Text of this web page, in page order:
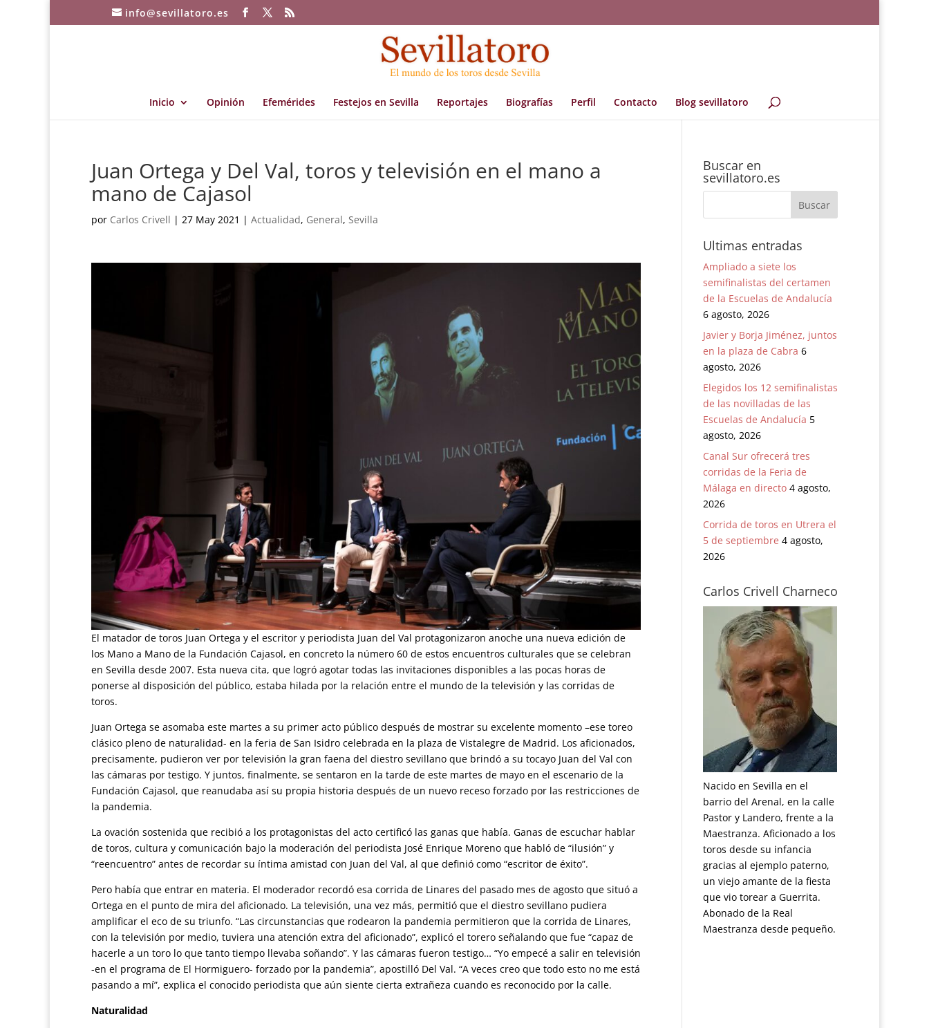
info@sevillatoro.es
Inicio Opinión Efemérides Festejos en Sevilla Reportajes Biografías Perfil Contacto Blog sevillatoro
Juan Ortega y Del Val, toros y televisión en el mano a
mano de Cajasol
por Carlos Crivell | 27 May 2021 | Actualidad, General, Sevilla
El matador de toros Juan Ortega y el escritor y periodista Juan del Val protagonizaron anoche una nueva edición de
los Mano a Mano de la Fundación Cajasol, en concreto la número 60 de estos encuentros culturales que se celebran
en Sevilla desde 2007. Esta nueva cita, que logró agotar todas las invitaciones disponibles a las pocas horas de
ponerse al disposición del público, estaba hilada por la relación entre el mundo de la televisión y las corridas de
toros.
Juan Ortega se asomaba este martes a su primer acto público después de mostrar su excelente momento –ese toreo
clásico pleno de naturalidad- en la feria de San Isidro celebrada en la plaza de Vistalegre de Madrid. Los aficionados,
precisamente, pudieron ver por televisión la gran faena del diestro sevillano que brindó a su tocayo Juan del Val con
las cámaras por testigo. Y juntos, finalmente, se sentaron en la tarde de este martes de mayo en el escenario de la
Fundación Cajasol, que reanudaba así su propia historia después de un nuevo receso forzado por las restricciones de
la pandemia.
La ovación sostenida que recibió a los protagonistas del acto certificó las ganas que había. Ganas de escuchar hablar
de toros, cultura y comunicación bajo la moderación del periodista José Enrique Moreno que habló de “ilusión” y
“reencuentro” antes de recordar su íntima amistad con Juan del Val, al que definió como “escritor de éxito”.
Pero había que entrar en materia. El moderador recordó esa corrida de Linares del pasado mes de agosto que situó a
Ortega en el punto de mira del aficionado. La televisión, una vez más, permitió que el diestro sevillano pudiera
amplificar el eco de su triunfo. “Las circunstancias que rodearon la pandemia permitieron que la corrida de Linares,
con la televisión por medio, tuviera una atención extra del aficionado”, explicó el torero señalando que fue “capaz de
hacerle a un toro lo que tanto tiempo llevaba soñando”. Y las cámaras fueron testigo… “Yo empecé a salir en televisión
-en el programa de El Hormiguero- forzado por la pandemia”, apostilló Del Val. “A veces creo que todo esto no me está
pasando a mí”, explica el conocido periodista que aún siente cierta extrañeza cuando es reconocido por la calle.
Naturalidad
Buscar en
sevillatoro.es
Ultimas entradas
Ampliado a siete los
semifinalistas del certamen
de la Escuelas de Andalucía
6 agosto, 2026
Javier y Borja Jiménez, juntos
en la plaza de Cabra 6
agosto, 2026
Elegidos los 12 semifinalistas
de las novilladas de las
Escuelas de Andalucía 5
agosto, 2026
Canal Sur ofrecerá tres
corridas de la Feria de
Málaga en directo 4 agosto,
2026
Corrida de toros en Utrera el
5 de septiembre 4 agosto,
2026
Carlos Crivell Charneco
Nacido en Sevilla en el
barrio del Arenal, en la calle
Pastor y Landero, frente a la
Maestranza. Aficionado a los
toros desde su infancia
gracias al ejemplo paterno,
un viejo amante de la fiesta
que vio torear a Guerrita.
Abonado de la Real
Maestranza desde pequeño.